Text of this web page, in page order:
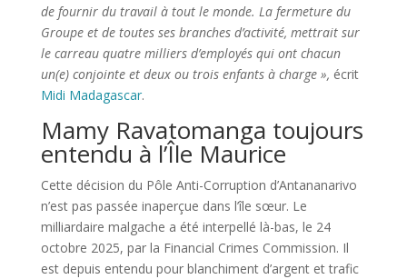
de fournir du travail à tout le monde. La fermeture du
Groupe et de toutes ses branches d’activité, mettrait sur
le carreau quatre milliers d’employés qui ont chacun
un(e) conjointe et deux ou trois enfants à charge », écrit
Midi Madagascar.
Mamy Ravatomanga toujours
entendu à l’Île Maurice
Cette décision du Pôle Anti-Corruption d’Antananarivo
n’est pas passée inaperçue dans l’île sœur. Le
milliardaire malgache a été interpellé là-bas, le 24
octobre 2025, par la Financial Crimes Commission. Il
est depuis entendu pour blanchiment d’argent et trafic